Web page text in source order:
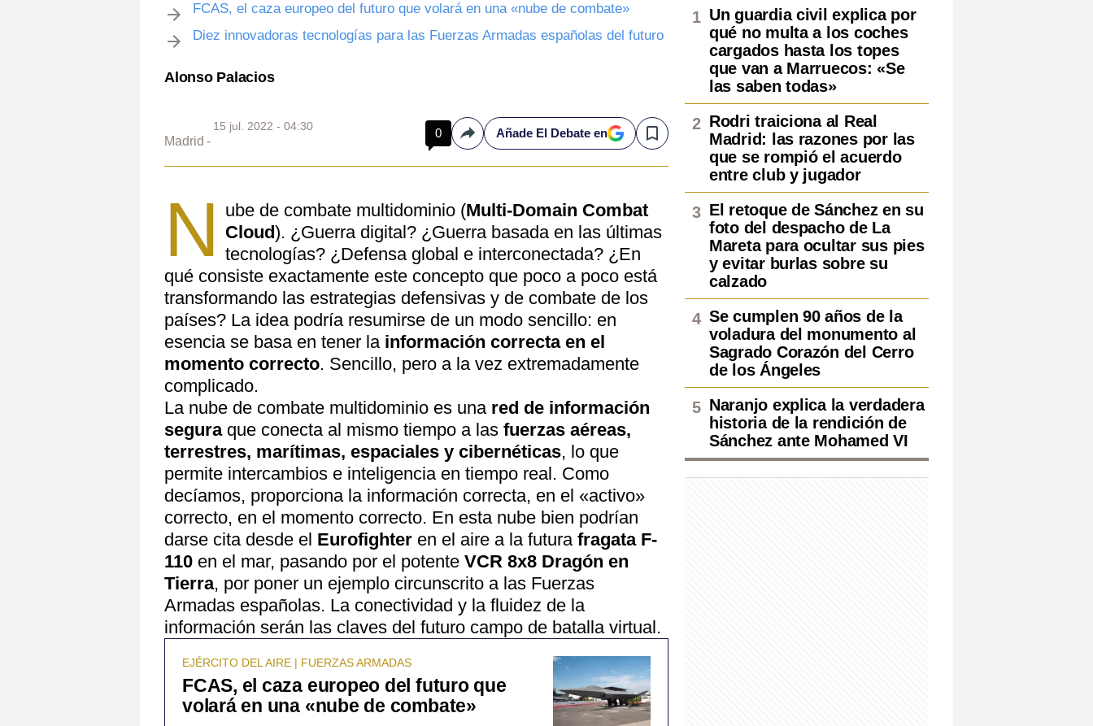
FCAS, el caza europeo del futuro que volará en una «nube de combate»
Diez innovadoras tecnologías para las Fuerzas Armadas españolas del futuro
Alonso Palacios
Madrid
15 jul. 2022 - 04:30 0 CompartirAñade El Debate en Save
N ube de combate multidominio (Multi-Domain Combat
Cloud). ¿Guerra digital? ¿Guerra basada en las últimas
tecnologías? ¿Defensa global e interconectada? ¿En
qué consiste exactamente este concepto que poco a poco está
transformando las estrategias defensivas y de combate de los
países? La idea podría resumirse de un modo sencillo: en
esencia se basa en tener la información correcta en el
momento correcto. Sencillo, pero a la vez extremadamente
complicado.
La nube de combate multidominio es una red de información
seguraque conecta al mismo tiempo a las fuerzas aéreas,
terrestres, marítimas, espaciales y cibernéticas, lo que
permite intercambios e inteligencia en tiempo real. Como
decíamos, proporciona la información correcta, en el «activo»
correcto, en el momento correcto. En esta nube bien podrían
darse cita desde el Eurofighter en el aire a la futura fragata F-
110 en el mar, pasando por el potente VCR 8x8 Dragón en
Tierra, por poner un ejemplo circunscrito a las Fuerzas
Armadas españolas. La conectividad y la fluidez de la
información serán las claves del futuro campo de batalla virtual.
EJÉRCITO DEL AIRE | FUERZAS ARMADAS
FCAS, el caza europeo del futuro que
volará en una «nube de combate»
Un guardia civil explica por
qué no multa a los coches
cargados hasta los topes
que van a Marruecos: «Se
las saben todas»
Rodri traiciona al Real
Madrid: las razones por las
que se rompió el acuerdo
entre club y jugador
El retoque de Sánchez en su
foto del despacho de La
Mareta para ocultar sus pies
y evitar burlas sobre su
calzado
Se cumplen 90 años de la
voladura del monumento al
Sagrado Corazón del Cerro
de los Ángeles
Naranjo explica la verdadera
historia de la rendición de
Sánchez ante Mohamed VI